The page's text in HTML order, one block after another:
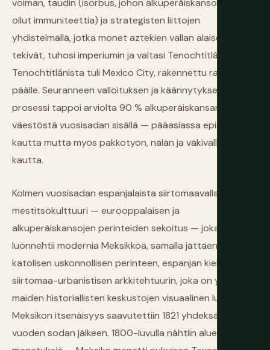
voiman, taudin (isorbus, johon alkuperäiskansoilla ei
ollut immuniteettia) ja strategisten liittojen
yhdistelmällä, jotka monet aztekien vallan alaiset kansat
tekivät, tuhosi imperiumin ja valtasi Tenochtitlánin 1521.
Tenochtitlánista tuli Mexico City, rakennettu raunioiden
päälle. Seuranneen valloituksen ja käännytyksen
prosessi tappoi arviolta 90 % alkuperäiskansan
väestöstä vuosisadan sisällä — pääasiassa epidemian
kautta mutta myös pakkotyön, nälän ja väkivallan
kautta.
Kolmen vuosisadan espanjalaista siirtomaavallan tuotti
mestitsokulttuuri — eurooppalaisen ja
alkuperäiskansojen perinteiden sekoitus — joka
luonnehtii modernia Meksikkoa, samalla jättäen
katolisen uskonnollisen perinteen, espanjan kielen ja
siirtomaa-urbanistisen arkkitehtuurin, joka on yhä
maiden historiallisten keskustojen visuaalinen luonne.
Meksikon itsenäisyys saavutettiin 1821 yhdeksän
vuoden sodan jälkeen. 1800-luvulla nähtiin alueellisiä